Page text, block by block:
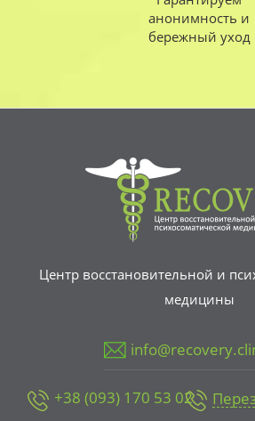
анонимность и
бережный уход
Центр восстановительной и
медицины
+38 (093) 170 53 02